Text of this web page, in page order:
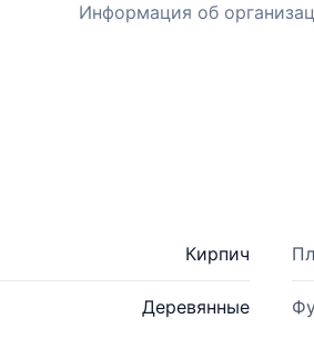
Информация об
Кирпич
Деревянные